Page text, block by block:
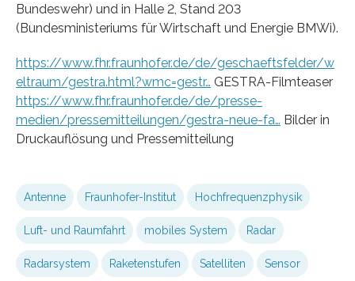
Bundeswehr) und in Halle 2, Stand 203
(Bundesministeriums für Wirtschaft und Energie BMWi).
https://www.fhr.fraunhofer.de/de/geschaeftsfelder/w
eltraum/gestra.html?wmc=gestr… GESTRA-Filmteaser
https://www.fhr.fraunhofer.de/de/presse-
medien/pressemitteilungen/gestra-neue-fa… Bilder in
Druckauflösung und Pressemitteilung
Antenne Fraunhofer-Institut Hochfrequenzphysik
Luft- und Raumfahrt mobiles System Radar
Radarsystem Raketenstufen Satelliten Sensor